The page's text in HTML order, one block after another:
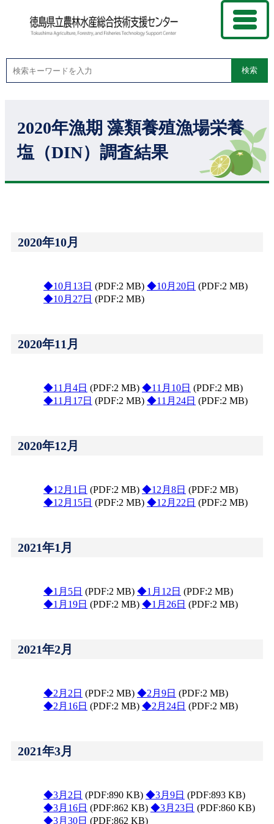
検索
2020年漁期 藻類養殖漁場栄養
塩（DIN）調査結果
2020年10月
◆10月13日 (PDF:2 MB) ◆10月20日 (PDF:2 MB)
◆10月27日 (PDF:2 MB)
2020年11月
◆11月4日 (PDF:2 MB) ◆11月10日 (PDF:2 MB)
◆11月17日 (PDF:2 MB) ◆11月24日 (PDF:2 MB)
2020年12月
◆12月1日 (PDF:2 MB) ◆12月8日 (PDF:2 MB)
◆12月15日 (PDF:2 MB) ◆12月22日 (PDF:2 MB)
2021年1月
◆1月5日 (PDF:2 MB) ◆1月12日 (PDF:2 MB)
◆1月19日 (PDF:2 MB) ◆1月26日 (PDF:2 MB)
2021年2月
◆2月2日 (PDF:2 MB) ◆2月9日 (PDF:2 MB)
◆2月16日 (PDF:2 MB) ◆2月24日 (PDF:2 MB)
2021年3月
◆3月2日 (PDF:890 KB) ◆3月9日 (PDF:893 KB)
◆3月16日 (PDF:862 KB) ◆3月23日 (PDF:860 KB)
◆3月30日 (PDF:862 KB)